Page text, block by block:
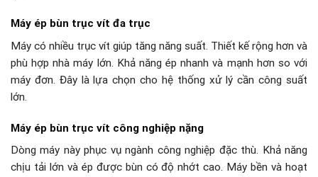
Máy ép bùn trục vít đa trục
Máy có nhiều trục vít giúp tăng năng suất. Thiết kế rộng hơn và
phù hợp nhà máy lớn. Khả năng ép nhanh và mạnh hơn so với
máy đơn. Đây là lựa chọn cho hệ thống xử lý cần công suất
lớn.
Máy ép bùn trục vít công nghiệp nặng
Dòng máy này phục vụ ngành công nghiệp đặc thù. Khả năng
chịu tải lớn và ép được bùn có độ nhớt cao. Máy bền và hoạt